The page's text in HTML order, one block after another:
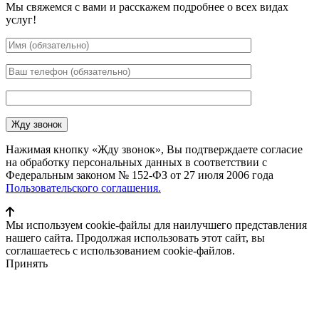
Мы свяжемся с вами и расскажем подробнее о всех видах
услуг!
Нажимая кнопку «Жду звонок», Вы подтверждаете согласие
на обработку персональных данных в соответствии с
Федеральным законом № 152-ФЗ от 27 июля 2006 года
Пользовательского соглашения.
Мы используем cookie-файлы для наилучшего представления
нашего сайта. Продолжая использовать этот сайт, вы
соглашаетесь с использованием cookie-файлов.
Принять